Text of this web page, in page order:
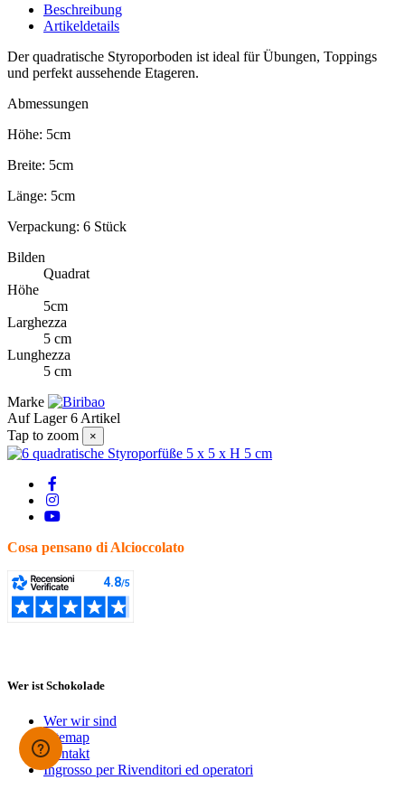
Beschreibung
Artikeldetails
Der quadratische Styroporboden ist ideal für Übungen, Toppings
und perfekt aussehende Etageren.
Abmessungen
Höhe: 5cm
Breite: 5cm
Länge: 5cm
Verpackung: 6 Stück
Bilden
Quadrat
Höhe
5cm
Larghezza
5 cm
Lunghezza
5 cm
Marke
Auf Lager 6 Artikel
Tap to zoom
×
Cosa pensano di Alcioccolato
Wer ist Schokolade
Wer wir sind
Sitemap
Kontakt
Ingrosso per Rivenditori ed operatori